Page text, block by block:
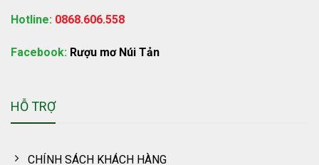
Hotline: 0868.606.558
Facebook: Rượu mơ Núi Tản
HỖ TRỢ
CHÍNH SÁCH KHÁCH HÀNG